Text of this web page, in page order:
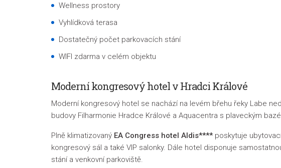
Wellness prostory
Vyhlídková terasa
Dostatečný počet parkovacích stání
WIFI zdarma v celém objektu
Moderní kongresový hotel v Hradci Králové
Moderní kongresový hotel se nachází na levém břehu řeky Labe
budovy Filharmonie Hradce Králové a Aquacentra s plaveckým
Plně klimatizovaný EA Congress hotel Aldis****poskytuje
kongresový sál a také VIP salonky. Dále hotel disponuje
stání a venkovní parkoviště.